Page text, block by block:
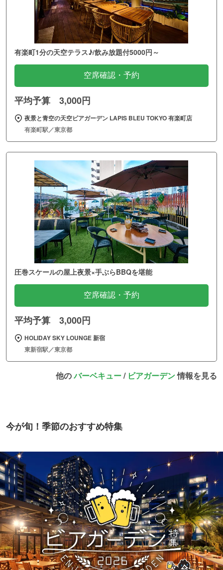
有楽町1分の天空テラス♪/飲み放題付5000円～
空席確認・予約
平均予算 3,000円
夜景と青空の天空ビアガーデン LAPIS BLEU TOKYO 有楽町店
有楽町駅／東京都
圧巻スケールの屋上夜景×手ぶらBBQを堪能
空席確認・予約
平均予算 3,000円
HOLIDAY SKY LOUNGE 新宿
東新宿駅／東京都
他のバーベキュー/ ビアガーデン情報を見る
今が旬！季節のおすすめ特集